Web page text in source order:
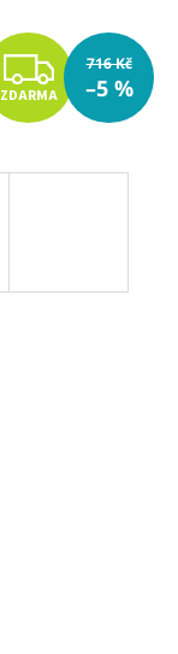
Z
D
A
ZDARMA
716 Kč
–5 %